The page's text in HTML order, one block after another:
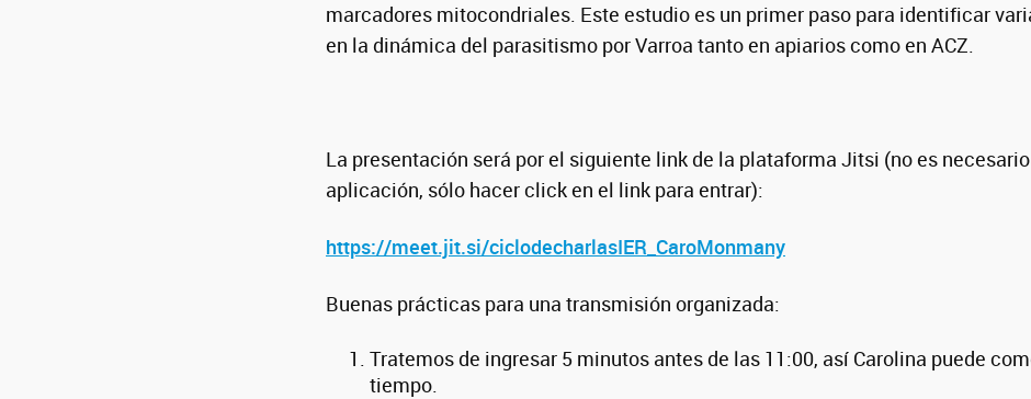
marcadores mitocondriales. Este estudio es un primer paso para identificar
en la dinámica del parasitismo por Varroa tanto en apiarios como en ACZ.
La presentación será por el siguiente link de la plataforma Jitsi (no es
aplicación, sólo hacer click en el link para entrar):
https://meet.jit.si/ciclodecharlasIER_CaroMonmany
Buenas prácticas para una transmisión organizada:
Tratemos de ingresar 5 minutos antes de las 11:00, así Carolina puede
tiempo.